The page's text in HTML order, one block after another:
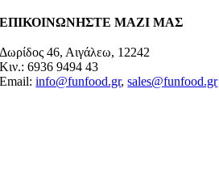
ΕΠΙΚΟΙΝΩΝΗΣΤΕ ΜΑΖΙ ΜΑΣ
Δωρίδος 46, Αιγάλεω, 12242
Κιν.: 6936 9494 43
Email:info@funfood.gr,sales@funfood.gr